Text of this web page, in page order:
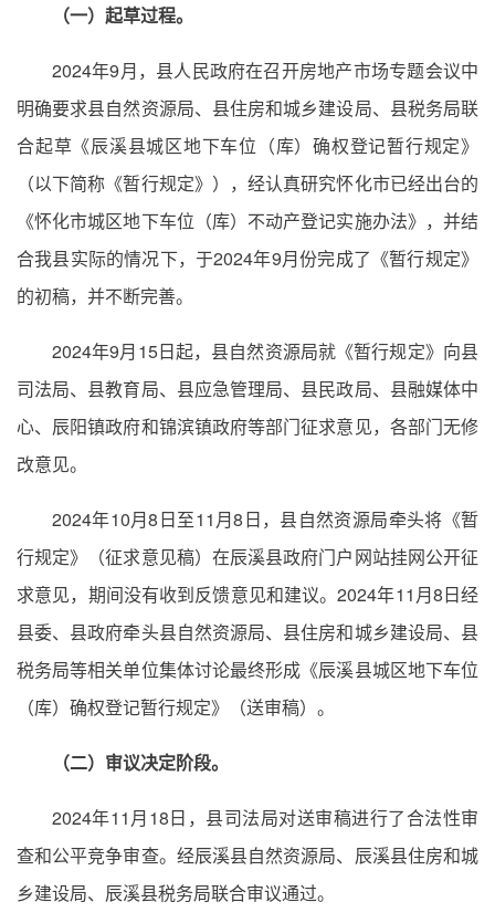
（一）起草过程。
2024年9月，县人民政府在召开房地产市场专题会议中
明确要求县自然资源局、县住房和城乡建设局、县税务局联
合起草《辰溪县城区地下车位（库）确权登记暂行规定》
（以下简称《暂行规定》），经认真研究怀化市已经出台的
《怀化市城区地下车位（库）不动产登记实施办法》，并结
合我县实际的情况下，于2024年9月份完成了《暂行规定》
的初稿，并不断完善。
2024年9月15日起，县自然资源局就《暂行规定》向县
司法局、县教育局、县应急管理局、县民政局、县融媒体中
心、辰阳镇政府和锦滨镇政府等部门征求意见，各部门无修
改意见。
2024年10月8日至11月8日，县自然资源局牵头将《暂
行规定》（征求意见稿）在辰溪县政府门户网站挂网公开征
求意见，期间没有收到反馈意见和建议。2024年11月8日经
县委、县政府牵头县自然资源局、县住房和城乡建设局、县
税务局等相关单位集体讨论最终形成《辰溪县城区地下车位
（库）确权登记暂行规定》（送审稿）。
（二）审议决定阶段。
2024年11月18日，县司法局对送审稿进行了合法性审
查和公平竞争审查。经辰溪县自然资源局、辰溪县住房和城
乡建设局、辰溪县税务局联合审议通过。